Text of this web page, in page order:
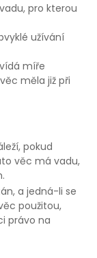
pro kterou
užívání
míře
měla již při
pokud
věc má vadu,
a jedná-li se
použitou,
právo na